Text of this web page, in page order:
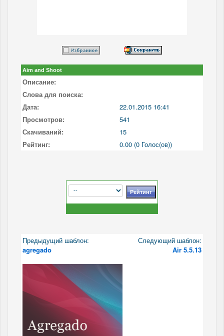
Aim and Shoot
Описание:
Слова для поиска:
Дата:
22.01.2015 16:41
Просмотров:
541
Скачиваний:
15
Рейтинг:
0.00 (0 Голос(ов))
Предыдущий шаблон:
agregado
Следующий шаблон:
Air 5.5.13